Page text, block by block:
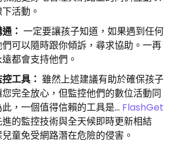
活動。
： 一定要讓孩子知道，如果遇到任何
可以隨時跟你傾訴，尋求協助。一再
都會支持他們。
工具： 雖然上述建議有助於確保孩子
完全放心，但監控他們的數位活動同
，一個值得信賴的工具是… FlashGet
進的監控技術與全天候即時更新相結
童免受網路潛在危險的侵害。